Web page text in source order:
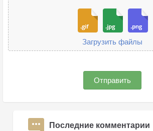
Загрузить файлы
Отправить
Последние комментарии